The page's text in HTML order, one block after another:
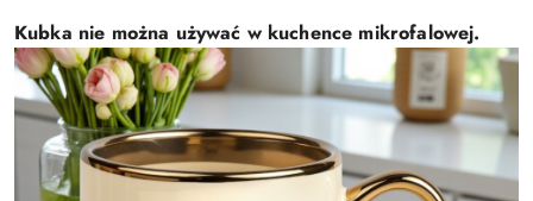
Kubka nie można używać w kuchence mikrofalowej.